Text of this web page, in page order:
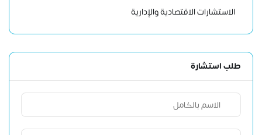
الاستشارات الاقتصادية والإدارية
طلب استشارة